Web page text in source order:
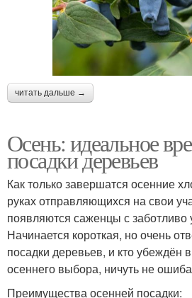
читать дальше →
Осень: идеальное
посадки деревьев
Как только завершатся осенние
руках отправляющихся на свои
появляются саженцы с
Начинается короткая, но очень
посадки деревьев, и кто убеждён
осеннего выбора, ничуть не
Преимущества осенней посадки: